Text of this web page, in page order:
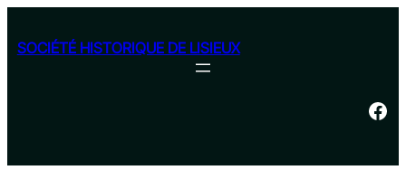
contenu
SOCIÉTÉ HISTORIQUE DE LISIEUX
Facebook